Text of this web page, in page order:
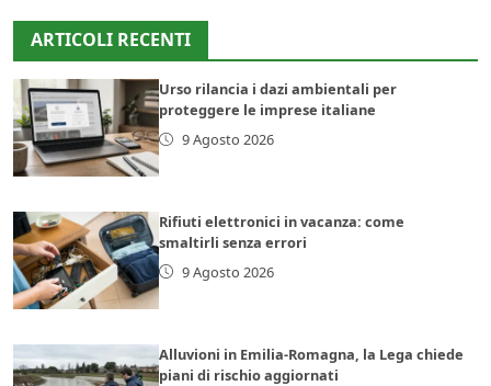
ARTICOLI RECENTI
Urso rilancia i dazi ambientali per
proteggere le imprese italiane
9 Agosto 2026
Rifiuti elettronici in vacanza: come
smaltirli senza errori
9 Agosto 2026
Alluvioni in Emilia-Romagna, la Lega chiede
piani di rischio aggiornati